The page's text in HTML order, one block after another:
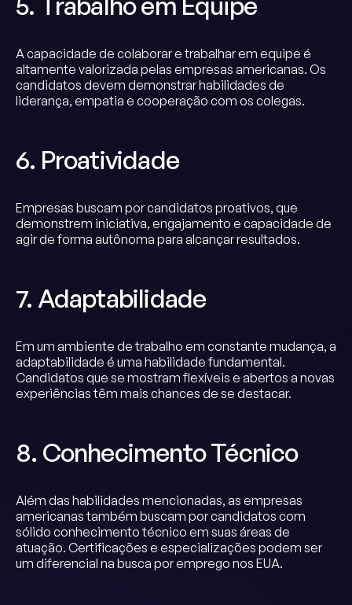
A capacidade de colaborar e trabalhar em equipe é
altamente valorizada pelas empresas americanas. Os
candidatos devem demonstrar habilidades de
liderança, empatia e cooperação com os colegas.
6. Proatividade
Empresas buscam por candidatos proativos, que
demonstrem iniciativa, engajamento e capacidade de
agir de forma autônoma para alcançar resultados.
7. Adaptabilidade
Em um ambiente de trabalho em constante mudança, a
adaptabilidade é uma habilidade fundamental.
Candidatos que se mostram flexíveis e abertos a novas
experiências têm mais chances de se destacar.
8. Conhecimento Técnico
Além das habilidades mencionadas, as empresas
americanas também buscam por candidatos com
sólido conhecimento técnico em suas áreas de
atuação. Certificações e especializações podem ser
um diferencial na busca por emprego nos EUA.